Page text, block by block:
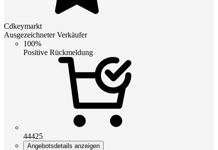
Cdkeymarkt
Ausgezeichneter Verkäufer
100%
Positive Rückmeldung
44425
Angebotsdetails anzeigen